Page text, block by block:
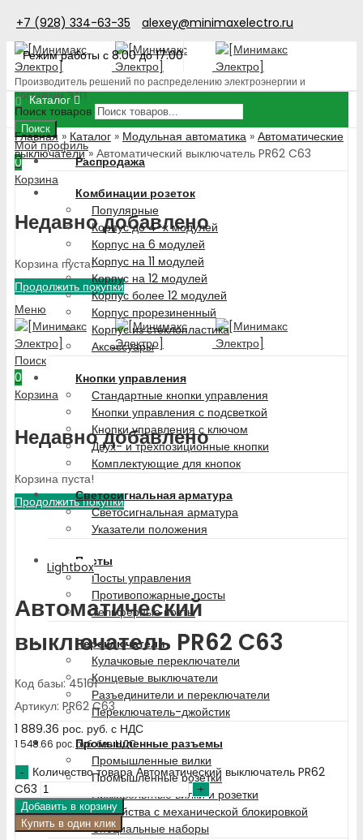
+7 (928) 334-63-35
alexey@minimaxelectro.ru
Режим работы с 8.00 до 17.00
Производитель решений по распределению электроэнергии и
поставщик ЭТП
Поиск товаров
Поиск
Мой профиль
0
Корзина
Недавно добавлено
Корзина пуста!
Продолжить покупки
Меню
Поиск
0
Корзина
Недавно добавлено
Корзина пуста!
Продолжить покупки
Каталог
Распродажа
Комбинации розеток
Популярные
Корпус до 4-х модулей
Корпус на 6 модулей
Корпус на 11 модулей
Корпус на 12 модулей
Корпус более 12 модулей
Корпус прорезиненный
Корпус из стеклопластика
Аксессуары
Кнопки управления
Стандартные кнопки управления
Кнопки управления с подсветкой
Кнопки управления с ключом
Двух- и трехпозиционные кнопки
Комплектующие для кнопок
Светосигнальная арматура
Светосигнальная арматура
Указатели положения
Посты
Посты управления
Противопожарные посты
Тельферные посты
Переключатели
Кулачковые переключатели
Концевые выключатели
Разъединители и переключатели
Переключатель-джойстик
Промышленные разъемы
Промышленные вилки
Промышленные розетки
Низковольтные вилки и розетки
Устройства с механической блокировкой
Специальные наборы
Главная » Каталог » Модульная автоматика » Автоматические
выключатели» Автоматический выключатель PR62 C63
Lightbox
Автоматический
выключатель PR62 C63
Код базы: 45161
Артикул: PR62 C63
1 889.36 рос. руб. с НДС
1 548.66 рос. руб.без НДС
Количество товара Автоматический выключатель PR62
C63
Добавить в корзину
Купить в один клик